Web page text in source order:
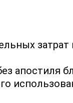
затрат
апостиля